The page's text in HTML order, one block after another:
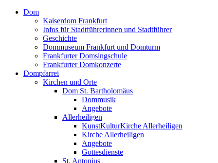
Dom
Kaiserdom Frankfurt
Infos für Stadtführerinnen und Stadtführer
Geschichte
Dommuseum Frankfurt und Domturm
Frankfurter Domsingschule
Frankfurter Domkonzerte
Dompfarrei
Kirchen und Orte
Dom St. Bartholomäus
Dommusik
Angebote
Allerheiligen
KunstKulturKirche Allerheiligen
Kirche Allerheiligen
Angebote
Gottesdienste
St. Antonius